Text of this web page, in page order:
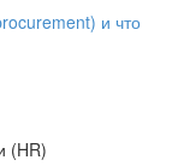
и что
(HR)